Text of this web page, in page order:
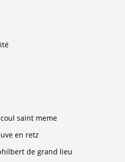
saint meme
en retz
de grand lieu